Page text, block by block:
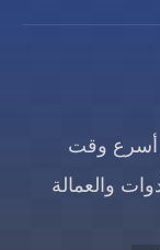
أسرع وقت
والعمالة